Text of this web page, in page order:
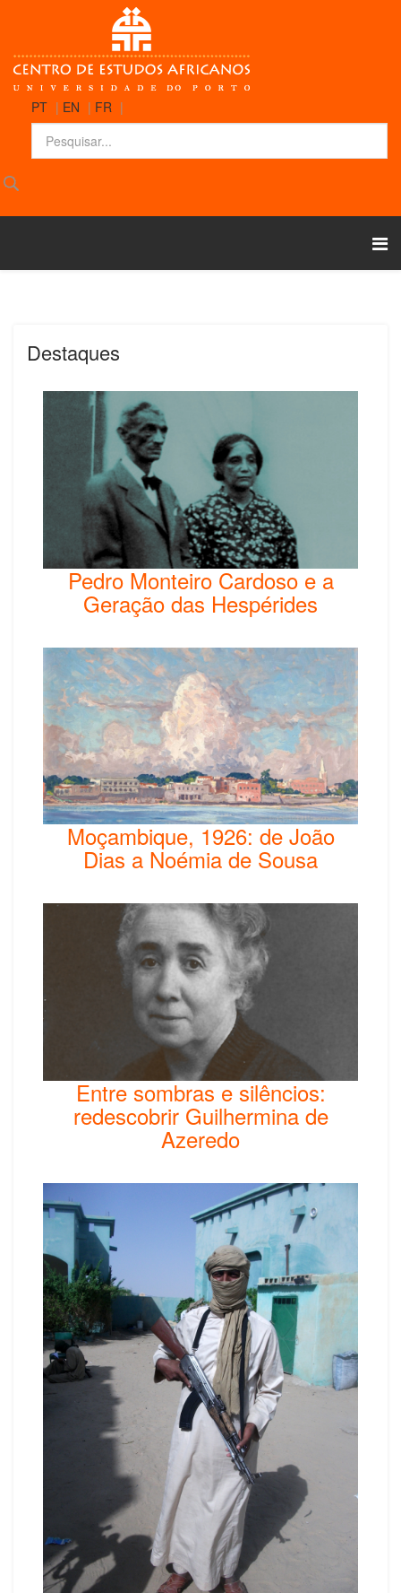
PT | EN | FR |
Destaques
Pedro Monteiro Cardoso e a
Geração das Hespérides
Moçambique, 1926: de João
Dias a Noémia de Sousa
Entre sombras e silêncios:
redescobrir Guilhermina de
Azeredo